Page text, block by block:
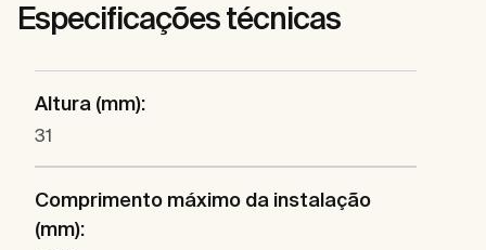
Especificações técnicas
Altura (mm):
31
Comprimento máximo da instalação
(mm):